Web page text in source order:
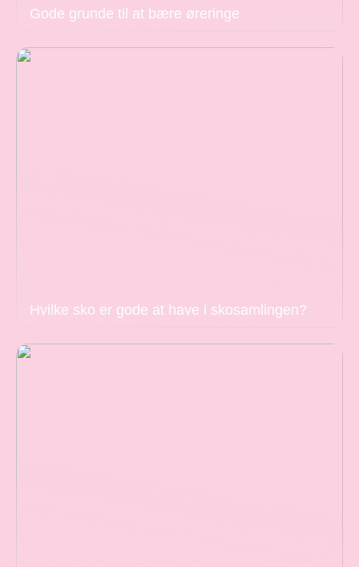
Gode grunde til at bære øreringe
Hvilke sko er gode at have i skosamlingen?